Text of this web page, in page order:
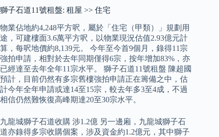
獅子石道11號租盤: 租屋 >> 住宅
物業佔地約4,248平方呎，屬於「住宅（甲類）」規劃用
途，可建樓面3.6萬平方呎，以物業現況估值2.93億元計
算，每呎地價約8,139元。 今年至今首9個月，錄得11宗
強拍申請，相對於去年同期僅得6宗，按年增加83%，亦
已經達至去年全年11宗水平。 獅子石道11號租盤 陳超國
預計，目前仍然有多宗舊樓強拍申請正在籌備之中，估
計今年全年申請或達14至15宗，較去年多3至4成，不過
相信仍然難恢復高峰期達20至30宗水平。
九龍城獅子石道收購 涉1.2億 另一邊廂，九龍城獅子石
道亦錄得多宗收購個案，涉及資金約1.2億元，其中獅子